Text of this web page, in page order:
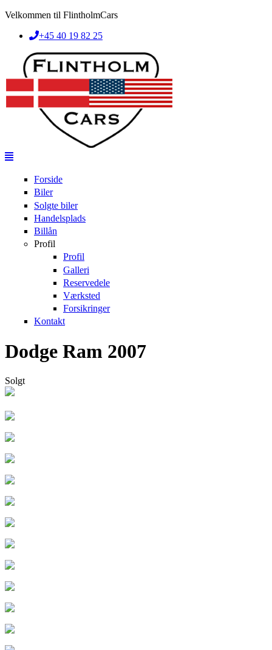
Skip to main content
Velkommen til FlintholmCars
+45 40 19 82 25
Forside
Biler
Solgte biler
Handelsplads
Billån
Profil
Profil
Galleri
Reservedele
Værksted
Forsikringer
Kontakt
Dodge Ram 2007
Solgt